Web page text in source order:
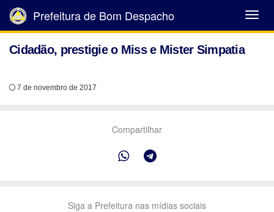
Abrir
Menu
Prefeitura de Bom Despacho
Cidadão, prestigie o Miss e Mister Simpatia
7 de novembro de 2017
Compartilhar
Siga a Prefeitura nas mídias sociais